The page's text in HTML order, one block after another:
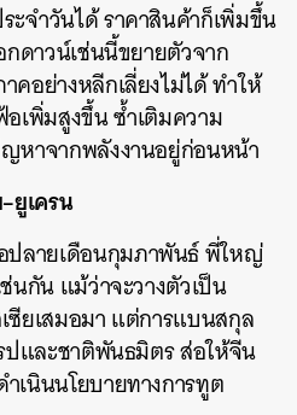
ะจำวันได้ ราคาสินค้าก็เพิ่มขึ้น
ดาวน์เช่นนี้ขยายตัวจาก
อย่างหลีกเลี่ยงไม่ได้ ทำให้
เพิ่มสูงขึ้น ซ้ำเติมความ
หาจากพลังงานอยู่ก่อนหน้า
ยูเครน
ปลายเดือนกุมภาพันธ์ พี่ใหญ่
นกัน แม้ว่าจะวางตัวเป็น
ยเสมอมา แต่การแบนสกุล
ปและชาติพันธมิตร ส่อให้จีน
เนินนโยบายทางการทูต